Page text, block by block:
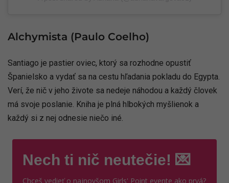
Alchymista (Paulo Coelho)
Santiago je pastier oviec, ktorý sa rozhodne opustiť
Španielsko a vydať sa na cestu hľadania pokladu do Egypta.
Verí, že nič v jeho živote sa nedeje náhodou a každý človek
má svoje poslanie. Kniha je plná hlbokých myšlienok a
každý si z nej odnesie niečo iné.
Nech ti nič neutečie! 💌
Chceš vedieť o najnovšom Girls' Point evente ako prvá?